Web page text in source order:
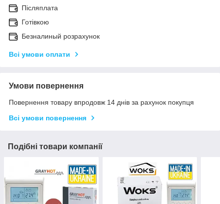
Післяплата
Готівкою
Безналиный розрахунок
Всі умови оплати
Умови повернення
Повернення товару впродовж 14 днів за рахунок покупця
Всі умови повернення
Подібні товари компанії